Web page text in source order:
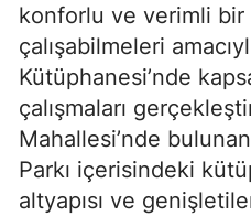
konforlu ve verimli bir
çalışabilmeleri
Kütüphanesi’nde
çalışmaları
Mahallesi’nde
Parkı içerisindeki
altyapısı ve